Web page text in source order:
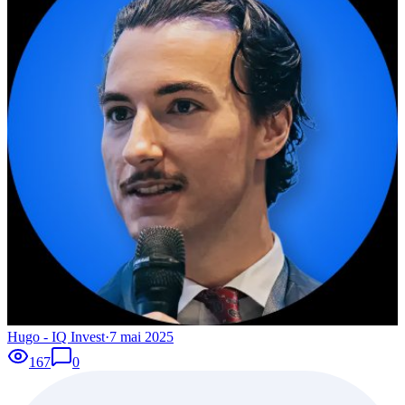
Hugo - IQ Invest·7 mai 2025
167
0